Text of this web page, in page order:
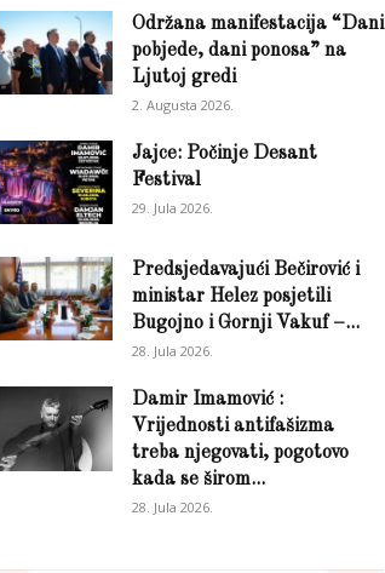
Održana manifestacija “Dani
pobjede, dani ponosa” na
Ljutoj gredi
2. Augusta 2026.
Jajce: Počinje Desant
Festival
29. Jula 2026.
Predsjedavajući Bečirović i
ministar Helez posjetili
Bugojno i Gornji Vakuf –...
28. Jula 2026.
Damir Imamović :
Vrijednosti antifašizma
treba njegovati, pogotovo
kada se širom...
28. Jula 2026.